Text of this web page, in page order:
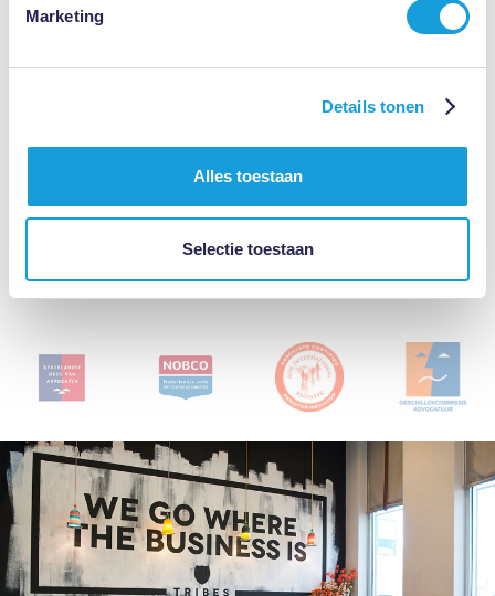
Marketing
Details tonen
Alles toestaan
Selectie toestaan
"𝘏𝘰𝘦 𝘻𝘰𝘶 𝘫𝘪𝘫 𝘥𝘦𝘻𝘦 𝘴𝘪𝘵𝘶𝘢𝘵𝘪𝘦 𝘳𝘦𝘤𝘩𝘵𝘷𝘢𝘢𝘳𝘥𝘪𝘨 𝘰𝘱𝘭𝘰𝘴𝘴𝘦𝘯?"
en tijdens het volgende gesprek werd er ruimte gemaakt voor
1